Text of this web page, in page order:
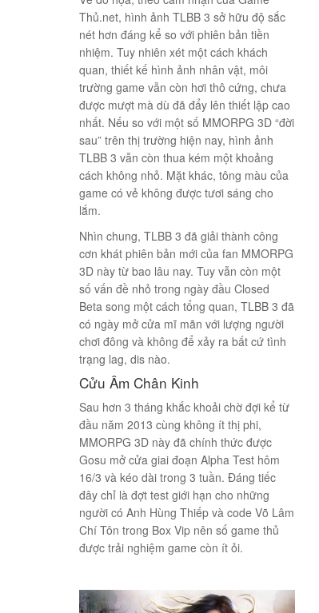
Thủ.net, hình ảnh TLBB 3 sở hữu độ sắc
nét hơn đáng kể so với phiên bản tiền
nhiệm. Tuy nhiên xét một cách khách
quan, thiết kế hình ảnh nhân vật, môi
trường game vẫn còn hơi thô cứng, chưa
được mượt mà dù đã đẩy lên thiết lập cao
nhất. Nếu so với một số MMORPG 3D “đời
sau” trên thị trường hiện nay, hình ảnh
TLBB 3 vẫn còn thua kém một khoảng
cách không nhỏ. Mặt khác, tông màu của
game có vẻ không được tươi sáng cho
lắm.
Nhìn chung, TLBB 3 đã giải thành công
cơn khát phiên bản mới của fan MMORPG
3D này từ bao lâu nay. Tuy vẫn còn một
số vấn đề nhỏ trong ngày đầu Closed
Beta song một cách tổng quan, TLBB 3 đã
có ngày mở cửa mĩ mãn với lượng người
chơi đông và không để xảy ra bất cứ tình
trạng lag, dis nào.
Cửu Âm Chân Kinh
Sau hơn 3 tháng khắc khoải chờ đợi kể từ
đầu năm 2013 cùng không ít thị phi,
MMORPG 3D này đã chính thức được
Gosu mở cửa giai đoạn Alpha Test hôm
16/3 và kéo dài trong 3 tuần. Đáng tiếc
đây chỉ là đợt test giới hạn cho những
người có Anh Hùng Thiếp và code Võ Lâm
Chí Tôn trong Box Vip nên số game thủ
được trải nghiệm game còn ít ỏi.